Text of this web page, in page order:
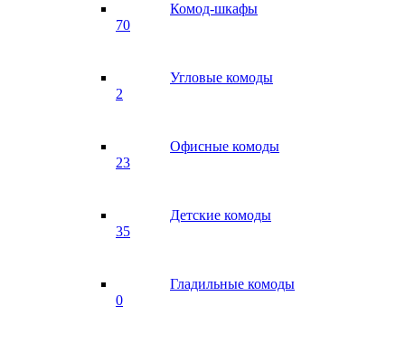
Комод-шкафы
70
Угловые комоды
2
Офисные комоды
23
Детские комоды
35
Гладильные комоды
0